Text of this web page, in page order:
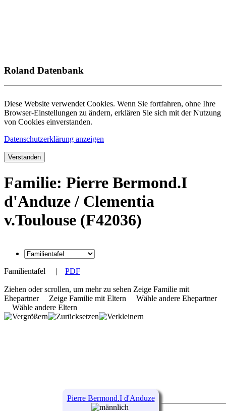
Roland Datenbank
Diese Website verwendet Cookies. Wenn Sie fortfahren, ohne Ihre
Browser-Einstellungen zu ändern, erklären Sie sich mit der Nutzung
von Cookies einverstanden.
Datenschutzerklärung anzeigen
Verstanden
Familie: Pierre Bermond.I
d'Anduze / Clementia
v.Toulouse (F42036)
Familientafel | PDF
Ziehen oder scrollen, um mehr zu sehen Zeige Familie mit
Ehepartner
Zeige Familie mit Eltern
Wähle andere Ehepartner
Wähle andere Eltern
Marie d'Anduze
Pierre Bermond.I d'Anduze